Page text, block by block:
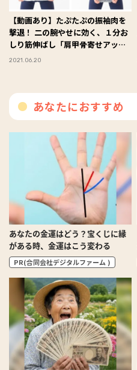
【動画あり】たぷたぷの振袖肉を
撃退！ 二の腕やせに効く、１分お
しり筋伸ばし「肩甲骨寄せアップ
ダウン」
2021.06.20
あなたにおすすめ
あなたの金運はどう？宝くじに縁
がある時、金運はこう変わる
PR(合同会社デジタルファーム )